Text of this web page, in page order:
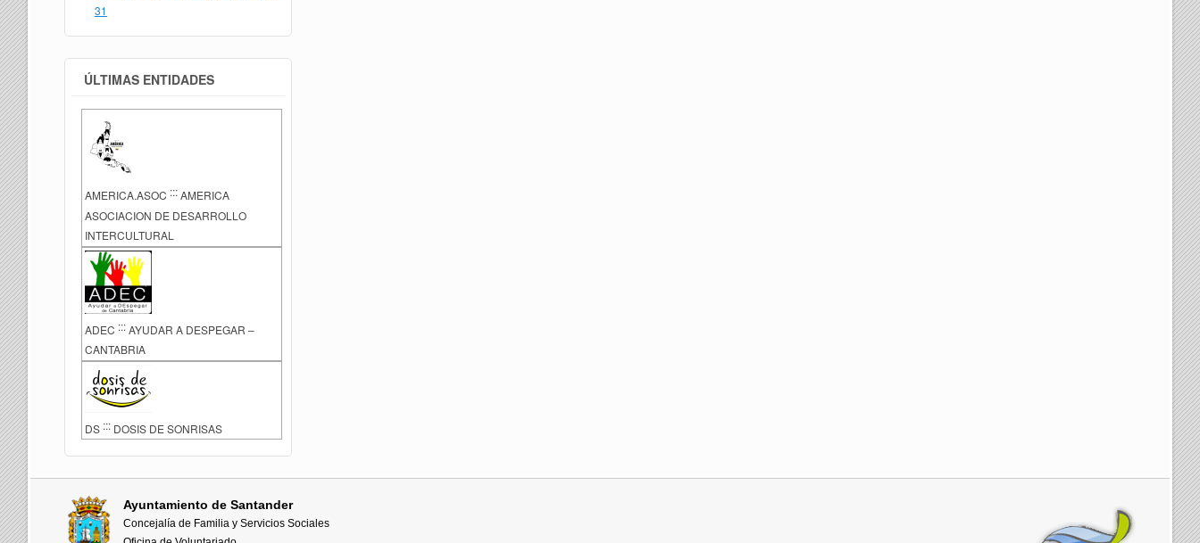
31
ÚLTIMAS ENTIDADES
AMERICA.ASOC :::AMERICA
ASOCIACION DE DESARROLLO
INTERCULTURAL
ADEC ::: AYUDAR A DESPEGAR –
CANTABRIA
DS ::: DOSIS DE SONRISAS
Ayuntamiento de Santander
Concejalía de Familia y Servicios Sociales